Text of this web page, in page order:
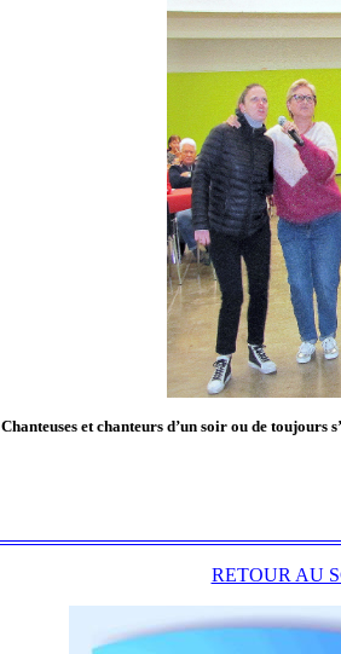
Chanteuses et chanteurs d’un soir ou de
RETOUR AU